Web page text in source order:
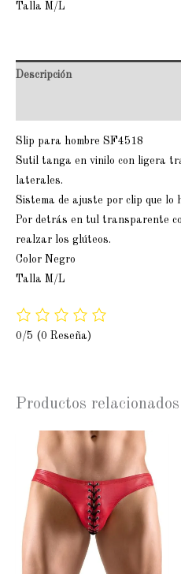
Talla M/L
Descripción
Slip para hombre SF4518
Sutil tanga en vinilo con ligera
laterales.
Sistema de ajuste por clip que lo
Por detrás en tul transparente
realzar los glúteos.
Color Negro
Talla M/L
0/5 (0 Reseña)
Productos relacionados